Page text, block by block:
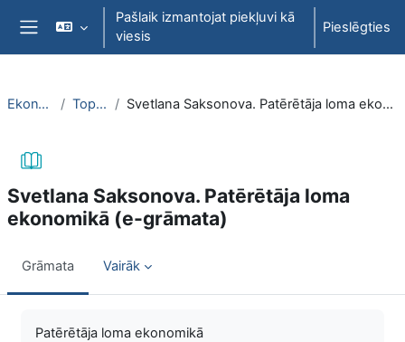
Atvērt galveno saturu
Sānu panelis
Pašlaik izmantojat piekļuvi kā
viesis
Pieslēgties
EkonT000 Topic 22 Svetlana Saksonova. Patērētāja loma ekonomikā (e-grāmata)
Svetlana Saksonova. Patērētāja loma
ekonomikā (e-grāmata)
Grāmata Vairāk
Patērētāja loma ekonomikā